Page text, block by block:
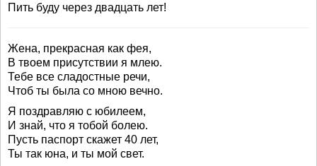
Пить буду через двадцать лет!
Жена, прекрасная как фея,
В твоем присутствии я млею.
Тебе все сладостные речи,
Чтоб ты была со мною вечно.
Я поздравляю с юбилеем,
И знай, что я тобой болею.
Пусть паспорт скажет 40 лет,
Ты так юна, и ты мой свет.